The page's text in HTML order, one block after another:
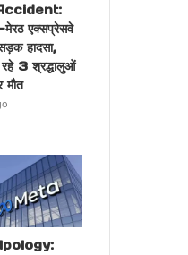
मेरठ एक्सप्रेसवे
हादसा,
रहे 3 श्रद्धालुओं
मौत